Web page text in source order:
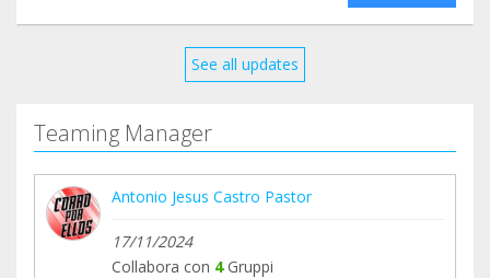
See all updates
Teaming Manager
Antonio Jesus Castro Pastor
17/11/2024
Collabora con 4Gruppi